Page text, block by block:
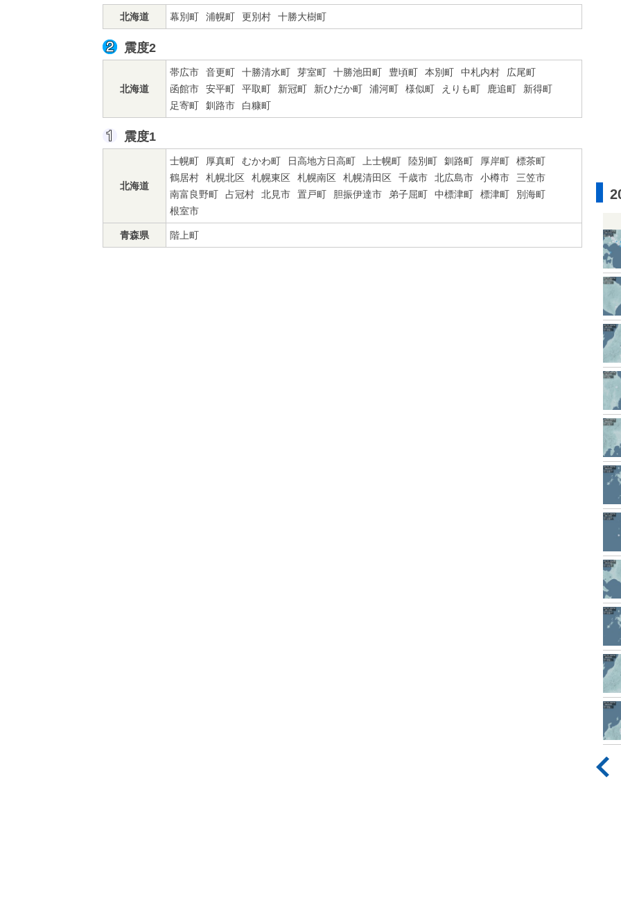
北海道 幕別町 浦幌町 更別村 十勝大樹町
震度2
北海道
帯広市 音更町 十勝清水町 芽室町 十勝池田町 豊頃町 本別町 中札内村
広尾町
函館市
安平町 平取町 新冠町 新ひだか町 浦河町 様似町 えりも町 鹿追町
新得町
足寄町
釧路市 白糠町
震度1
北海道
士幌町 厚真町 むかわ町 日高地方日高町 上士幌町 陸別町 釧路町 厚岸町
標茶町
鶴居村
札幌北区 札幌東区 札幌南区 札幌清田区 千歳市 北広島市 小樽市
三笠市
南富良野町
占冠村 北見市 置戸町 胆振伊達市 弟子屈町 中標津町 標津町
別海町
根室市
青森県 階上町